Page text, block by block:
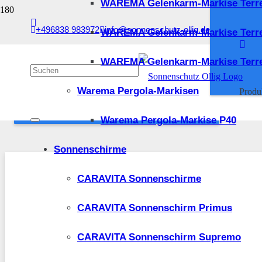
+496838 983972 info@sonnenschutz-ollig.de
WAREMA Gelenkarm-Markise
WAREMA Gelenkarm-Markise
WAREMA Gelenkarm-Markise
Warema Pergola-Markisen
Warema Pergola-Markise P40
Sonnenschirme
CARAVITA Sonnenschirme
CARAVITA Sonnenschirm Primus
CARAVITA Sonnenschirm Supremo
Sonnenschutz Ollig Suchfilter
WAREMA Motoren1